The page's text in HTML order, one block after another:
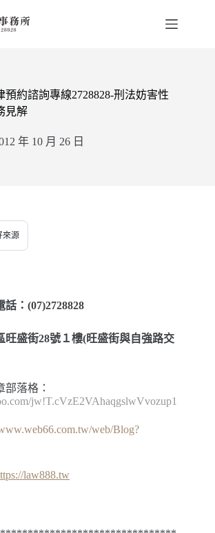
約諮詢專線2728828-刑法妨害性
見解
年 10 月 26 日
來源
：(07)2728828
旺盛街28號１樓(旺盛街與自強路交
落格：
jw!T.cVzE2VAhaqgslwVvozup1
web/Blog?
law888.tw